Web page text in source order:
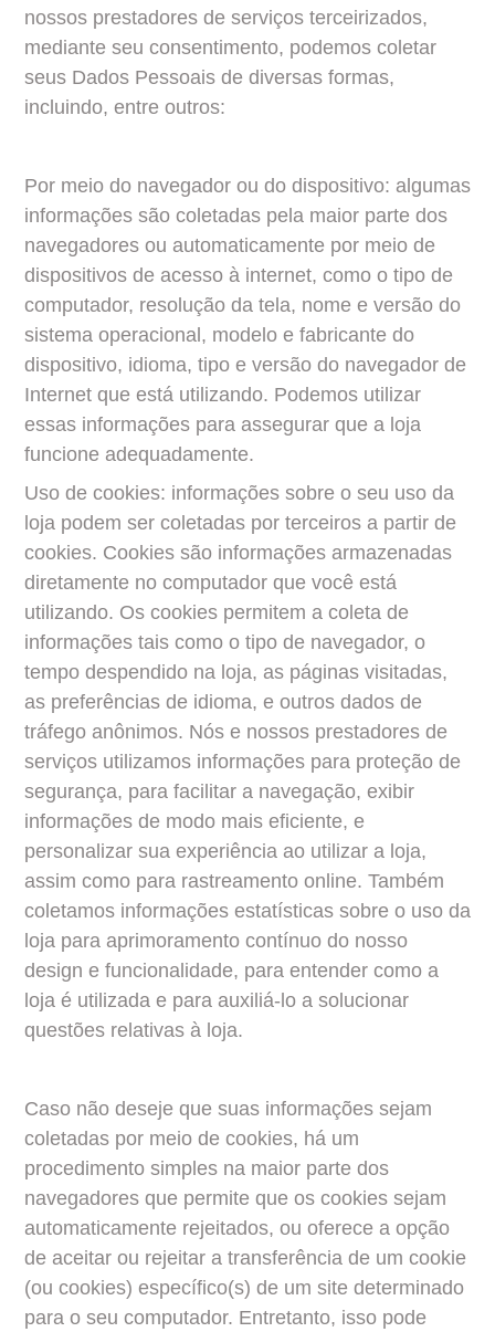
nossos prestadores de serviços terceirizados,
mediante seu consentimento, podemos coletar
seus Dados Pessoais de diversas formas,
incluindo, entre outros:
Por meio do navegador ou do dispositivo: algumas
informações são coletadas pela maior parte dos
navegadores ou automaticamente por meio de
dispositivos de acesso à internet, como o tipo de
computador, resolução da tela, nome e versão do
sistema operacional, modelo e fabricante do
dispositivo, idioma, tipo e versão do navegador de
Internet que está utilizando. Podemos utilizar
essas informações para assegurar que a loja
funcione adequadamente.
Uso de cookies: informações sobre o seu uso da
loja podem ser coletadas por terceiros a partir de
cookies. Cookies são informações armazenadas
diretamente no computador que você está
utilizando. Os cookies permitem a coleta de
informações tais como o tipo de navegador, o
tempo despendido na loja, as páginas visitadas,
as preferências de idioma, e outros dados de
tráfego anônimos. Nós e nossos prestadores de
serviços utilizamos informações para proteção de
segurança, para facilitar a navegação, exibir
informações de modo mais eficiente, e
personalizar sua experiência ao utilizar a loja,
assim como para rastreamento online. Também
coletamos informações estatísticas sobre o uso da
loja para aprimoramento contínuo do nosso
design e funcionalidade, para entender como a
loja é utilizada e para auxiliá-lo a solucionar
questões relativas à loja.
Caso não deseje que suas informações sejam
coletadas por meio de cookies, há um
procedimento simples na maior parte dos
navegadores que permite que os cookies sejam
automaticamente rejeitados, ou oferece a opção
de aceitar ou rejeitar a transferência de um cookie
(ou cookies) específico(s) de um site determinado
para o seu computador. Entretanto, isso pode